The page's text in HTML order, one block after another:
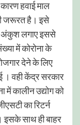
हवाई माल
जरूरत है। इसे
अंकुश लगाए इससे
में कोरोना के
देने के लिए
। वही केंद्र सरकार
में कालीन उद्योग को
का रिटर्न
साथ ही बाहर